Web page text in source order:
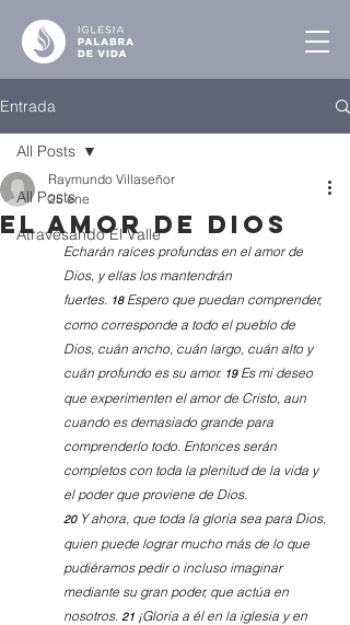
Entrada
All Posts
Atravesando El Valle
All Posts
El amor de Dios
Raymundo Villaseñor
25 ene
Echarán raíces profundas en el amor de
Dios, y ellas los mantendrán
fuertes. 18 Espero que puedan comprender,
como corresponde a todo el pueblo de
Dios, cuán ancho, cuán largo, cuán alto y
cuán profundo es su amor. 19 Es mi deseo
que experimenten el amor de Cristo, aun
cuando es demasiado grande para
comprenderlo todo. Entonces serán
completos con toda la plenitud de la vida y
el poder que proviene de Dios.
20 Y ahora, que toda la gloria sea para Dios,
quien puede lograr mucho más de lo que
pudiéramos pedir o incluso imaginar
mediante su gran poder, que actúa en
nosotros. 21 ¡Gloria a él en la iglesia y en